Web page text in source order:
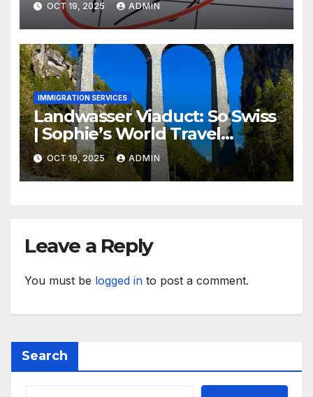
OCT 19, 2025 ADMIN
IMMIGRATION SERVICES
Landwasser Viaduct: So Swiss
| Sophie’s World Travel
Inspiration
OCT 19, 2025 ADMIN
Leave a Reply
You must be logged in to post a comment.
Search